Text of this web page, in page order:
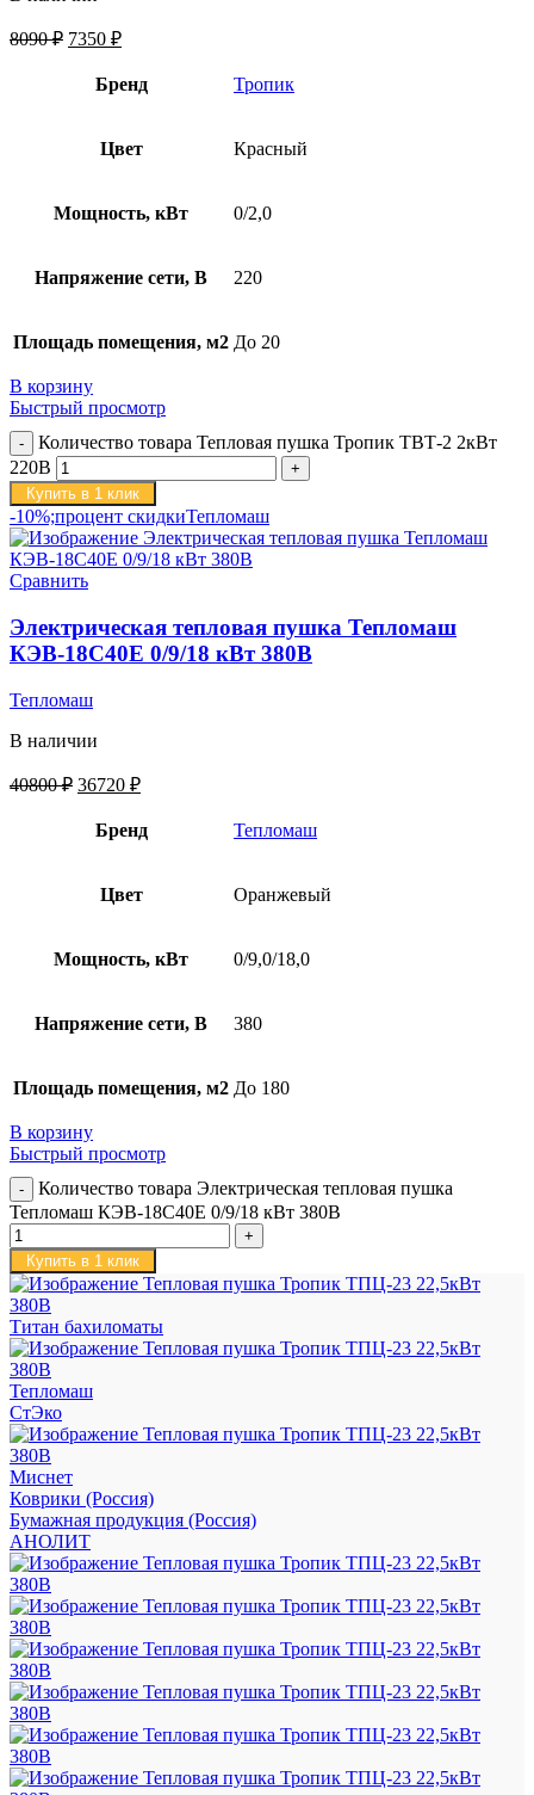
8090₽ 7350 ₽
Бренд Тропик
Цвет Красный
Мощность, кВт 0/2,0
Напряжение сети, В 220
Площадь помещения, м2 До 20
В корзину
Быстрый просмотр
Количество товара Тепловая пушка Тропик ТВТ-2 2кВт
220В
Купить в 1 клик
-10%;процент скидкиТепломаш
Сравнить
Электрическая тепловая пушка Тепломаш
КЭВ-18С40Е 0/9/18 кВт 380В
Тепломаш
В наличии
40800₽ 36720 ₽
Бренд Тепломаш
Цвет Оранжевый
Мощность, кВт 0/9,0/18,0
Напряжение сети, В 380
Площадь помещения, м2 До 180
В корзину
Быстрый просмотр
Количество товара Электрическая тепловая пушка
Тепломаш КЭВ-18С40Е 0/9/18 кВт 380В
Купить в 1 клик
Титан бахиломаты
Тепломаш
СтЭко
Миснет
Коврики (Россия)
Бумажная продукция (Россия)
АНОЛИТ